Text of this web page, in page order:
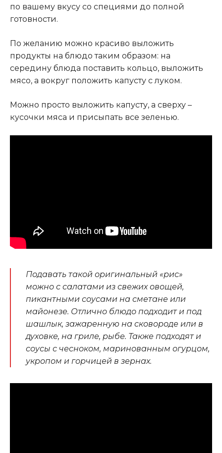
по вашему вкусу со специями до полной
готовности.
По желанию можно красиво выложить
продукты на блюдо таким образом: на
середину блюда поставить кольцо, выложить
мясо, а вокруг положить капусту с луком.
Можно просто выложить капусту, а сверху –
кусочки мяса и присыпать все зеленью.
Подавать такой оригинальный «рис»
можно с салатами из свежих овощей,
пикантными соусами на сметане или
майонезе. Отлично блюдо подходит и под
шашлык, зажаренную на сковороде или в
духовке, на гриле, рыбе. Также подходят и
соусы с чесноком, маринованным огурцом,
укропом и горчицей в зернах.